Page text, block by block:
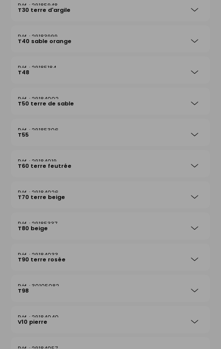
29185948
T30 terre d'argile
29183999
T40 sable orange
29185184
T48
29184002
T50 terre de sable
29185306
T55
29184019
T60 terre feutrée
29184026
T70 terre beige
29185337
T80 beige
29184033
T90 terre rosée
30105082
T98
29184040
V10 pierre